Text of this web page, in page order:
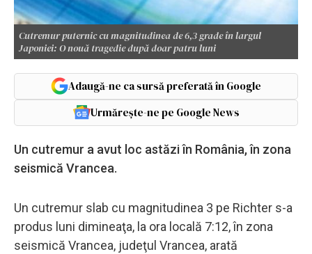
Cutremur puternic cu magnitudinea de 6,3 grade în largul
Japoniei: O nouă tragedie după doar patru luni
Adaugă-ne ca sursă preferată în Google
Urmărește-ne pe Google News
Un cutremur a avut loc astăzi în România, în zona
seismică Vrancea.
Un cutremur slab cu magnitudinea 3 pe Richter s-a
produs luni dimineaţa, la ora locală 7:12, în zona
seismică Vrancea, judeţul Vrancea, arată